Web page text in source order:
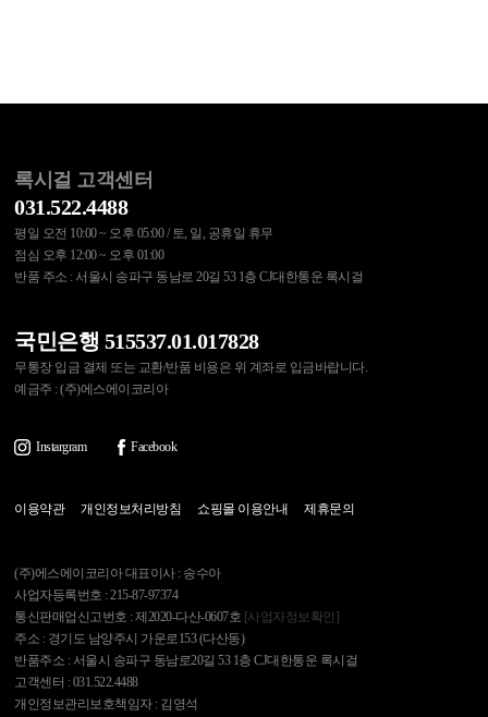
록시걸 고객센터
031.522.4488
평일 오전 10:00 ~ 오후 05:00 / 토, 일, 공휴일 휴무
점심 오후 12:00 ~ 오후 01:00
반품 주소 : 서울시 송파구 동남로 20길 53 1층 CJ대한통운 록시걸
국민은행 515537.01.017828
무통장 입금 결제 또는 교환/반품 비용은 위 계좌로 입금바랍니다.
예금주 : (주)에스에이코리아
Instargram Facebook
이용약관 개인정보처리방침 쇼핑몰 이용안내 제휴문의
(주)에스에이코리아 대표이사 : 송수아
사업자등록번호 : 215-87-97374
통신판매업신고번호 : 제2020-다산-0607호 [사업자정보확인]
주소 : 경기도 남양주시 가운로153 (다산동)
반품주소 : 서울시 송파구 동남로20길 53 1층 CJ대한통운 록시걸
고객센터 : 031.522.4488
개인정보관리보호책임자 : 김영석